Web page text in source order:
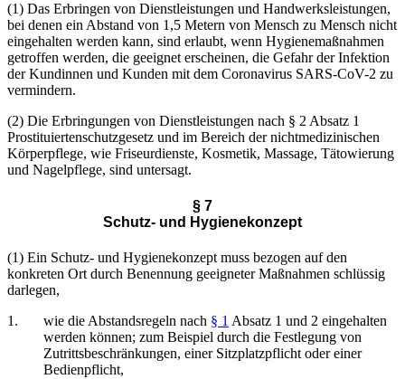
(1) Das Erbringen von Dienstleistungen und Handwerksleistungen,
bei denen ein Abstand von 1,5 Metern von Mensch zu Mensch nicht
eingehalten werden kann, sind erlaubt, wenn Hygienemaßnahmen
getroffen werden, die geeignet erscheinen, die Gefahr der Infektion
der Kundinnen und Kunden mit dem Coronavirus SARS-CoV-2 zu
vermindern.
(2) Die Erbringungen von Dienstleistungen nach § 2 Absatz 1
Prostituiertenschutzgesetz und im Bereich der nichtmedizinischen
Körperpflege, wie Friseurdienste, Kosmetik, Massage, Tätowierung
und Nagelpflege, sind untersagt.
§ 7
Schutz- und Hygienekonzept
(1) Ein Schutz- und Hygienekonzept muss bezogen auf den
konkreten Ort durch Benennung geeigneter Maßnahmen schlüssig
darlegen,
1.
wie die Abstandsregeln nach § 1 Absatz 1 und 2 eingehalten
werden können; zum Beispiel durch die Festlegung von
Zutrittsbeschränkungen, einer Sitzplatzpflicht oder einer
Bedienpflicht,